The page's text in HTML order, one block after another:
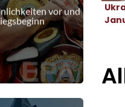
vor und
vor und nach